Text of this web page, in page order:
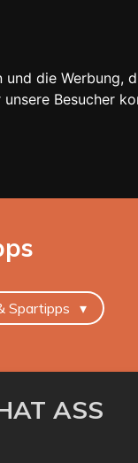
die Werbung,
Besucher
Spartipps
ASS